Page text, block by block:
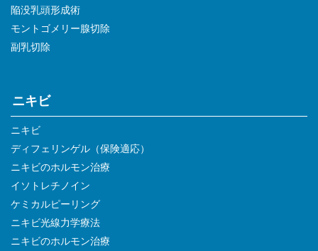
陥没乳頭形成術
モントゴメリー腺切除
副乳切除
ニキビ
ニキビ
ディフェリンゲル（保険適応）
ニキビのホルモン治療
イソトレチノイン
ケミカルピーリング
ニキビ光線力学療法
ニキビのホルモン治療